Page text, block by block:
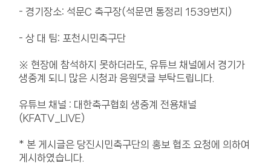
- 경기장소: 석문C 축구장(석문면 통정리 1539번지)
- 상 대 팀: 포천시민축구단
※ 현장에 참석하지 못하더라도, 유튜브 채널에서 경기가
생중계 되니 많은 시청과 응원댓글 부탁드립니다.
유튜브 채널 : 대한축구협회 생중계 전용채널
(KFATV_LIVE)
* 본 게시글은 당진시민축구단의 홍보 협조 요청에 의하여
게시하였습니다.